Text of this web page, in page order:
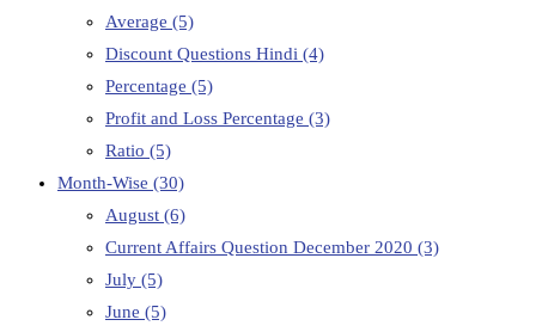
Average (5)
Discount Questions Hindi (4)
Percentage (5)
Profit and Loss Percentage (3)
Ratio (5)
Month-Wise (30)
August (6)
Current Affairs Question December 2020 (3)
July (5)
June (5)